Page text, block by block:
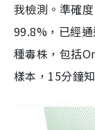
我檢測。準確
99.8%，已經
種毒株，包括
樣本，15分鐘